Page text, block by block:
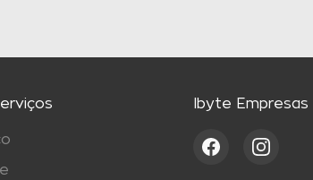
Ibyte Empresas